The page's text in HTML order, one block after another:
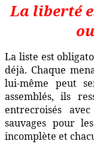
La liberté
La liste est
déjà. Chaque
lui-même peut
assemblés, ils
entrecroisés
sauvages pour
incomplète et